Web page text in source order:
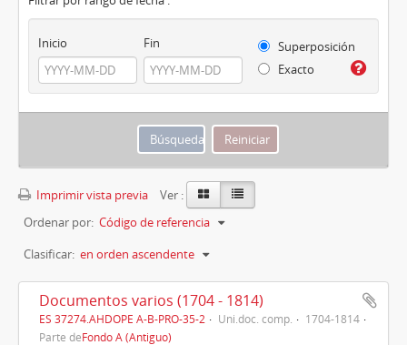
Inicio Fin
Superposición
Exacto
Imprimir vista previa
Ver :
Ordenar por: Código de referencia
Clasificar: en orden ascendente
Documentos varios (1704 - 1814)
ES 37274.AHDOPE A-B-PRO-35-2 Uni.doc. comp.
1704-1814
Parte deFondo A (Antiguo)